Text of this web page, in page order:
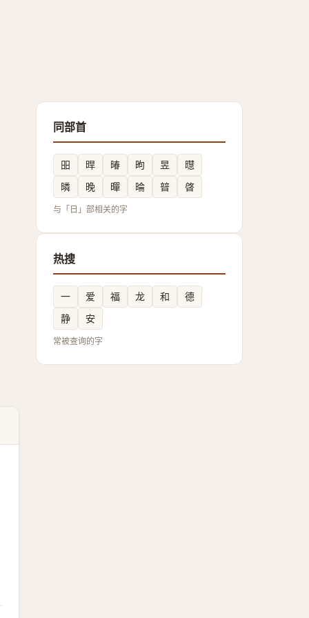
同部首
昍 晘 暙 昫 昱
㬩
暽
晚 暺 㫻 暜 晵
与「日」部相关的字
热搜
一 爱 福 龙 和
德
静
安
常被查询的字